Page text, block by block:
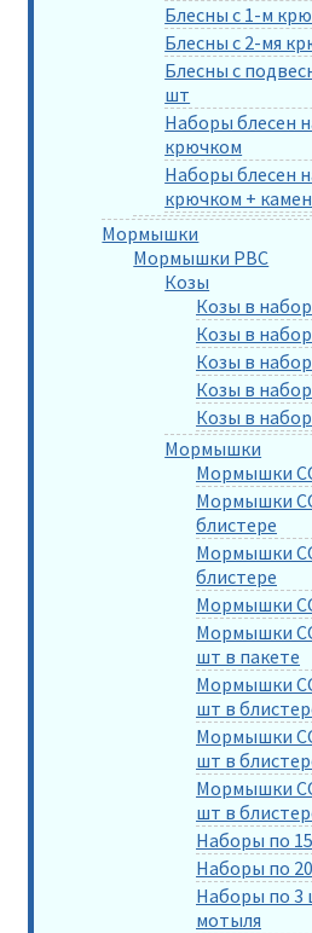
Блесны с 1-м
Блесны с 2-мя
Блесны с
шт
Наборы блесен
крючком
Наборы блесен
крючком +
Мормышки
Мормышки РВС
Козы
Козы в
Козы в
Козы в
Козы в
Козы в
Мормышки
Мормышки
Мормышки
блистере
Мормышки
блистере
Мормышки
Мормышки
шт в пакете
Мормышки
шт в
Мормышки
шт в
Мормышки
шт в
Наборы по
Наборы по
Наборы по 3
мотыля